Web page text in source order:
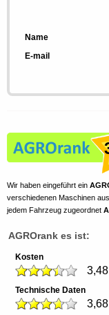
Name
E-mail
Wir haben eingeführt ein
verschiedenen Maschinen
jedem Fahrzeug zugeordnet
AGROrank es ist:
Kosten
3,48
Technische Daten
3,68